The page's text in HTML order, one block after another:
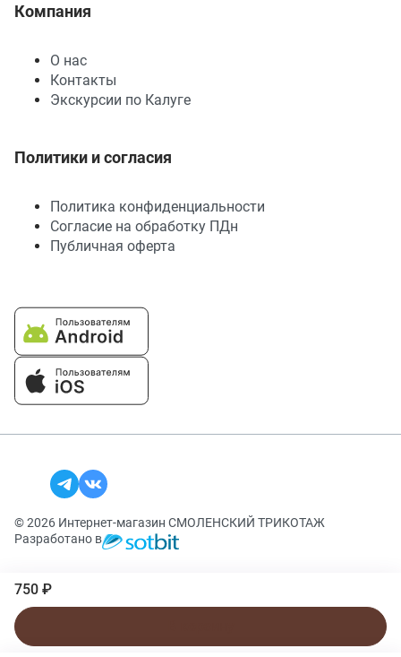
750 ₽
Компания
О нас
Контакты
Экскурсии по Калуге
Политики и согласия
Политика конфиденциальности
Согласие на обработку ПДн
Публичная оферта
© 2026 Интернет-магазин СМОЛЕНСКИЙ ТРИКОТАЖ
Разработано в